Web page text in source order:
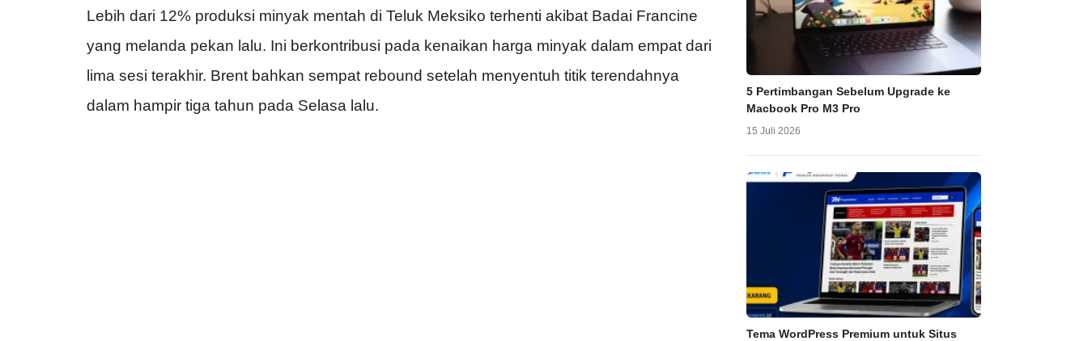
Lebih dari 12% produksi minyak mentah di Teluk Meksiko terhenti akibat Badai Francine
yang melanda pekan lalu. Ini berkontribusi pada kenaikan harga minyak dalam empat dari
lima sesi terakhir. Brent bahkan sempat rebound setelah menyentuh titik terendahnya
dalam hampir tiga tahun pada Selasa lalu.
5 Pertimbangan Sebelum Upgrade ke
Macbook Pro M3 Pro
15 Juli 2026
Tema WordPress Premium untuk Situs